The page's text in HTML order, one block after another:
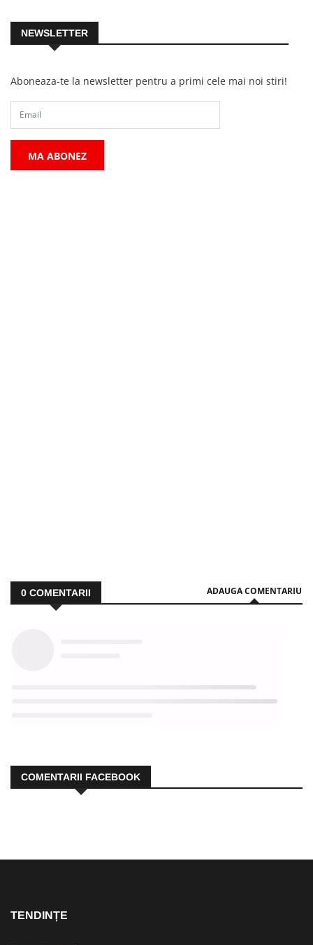
NEWSLETTER
Aboneaza-te la newsletter pentru a primi cele mai noi stiri!
MA ABONEZ
0 COMENTARII ADAUGA COMENTARIU
COMENTARII FACEBOOK
TENDINȚE